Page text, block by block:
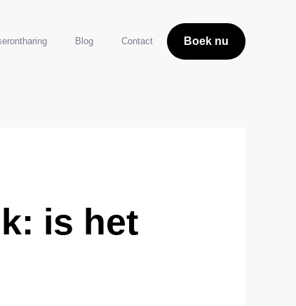
Blog Contact Boek nu
is het